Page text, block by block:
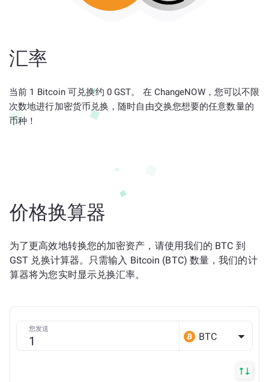
汇率
当前 1 Bitcoin 可兑换约 0 GST。 在 ChangeNOW，您可以不限
次数地进行加密货币兑换，随时自由交换您想要的任意数量的
币种！
价格换算器
为了更高效地转换您的加密资产，请使用我们的 BTC 到
GST 兑换计算器。只需输入 Bitcoin (BTC) 数量，我们的计
算器将为您实时显示兑换汇率。
您发送
BTC